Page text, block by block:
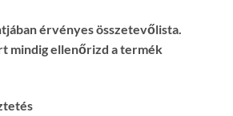
érvényes összetevőlista.
mindig ellenőrizd a termék